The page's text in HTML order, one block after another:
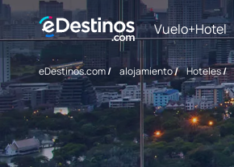
Vuelo+Hotel
eDestinos.com/ alojamiento/ Hoteles/